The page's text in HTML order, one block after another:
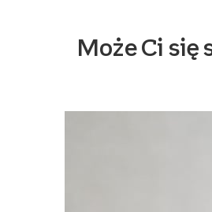
Może Ci się